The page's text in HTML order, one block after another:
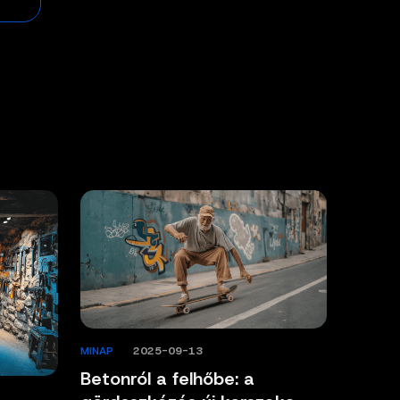
Betonról a felhőbe: a
MINAP 2025-09-13